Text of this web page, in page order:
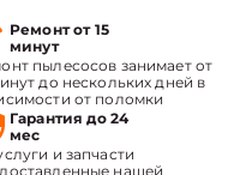
Ремонт от 15
минут
пылесосов занимает от
до нескольких дней в
от поломки
Гарантия до 24
мес
и запчасти
нашей